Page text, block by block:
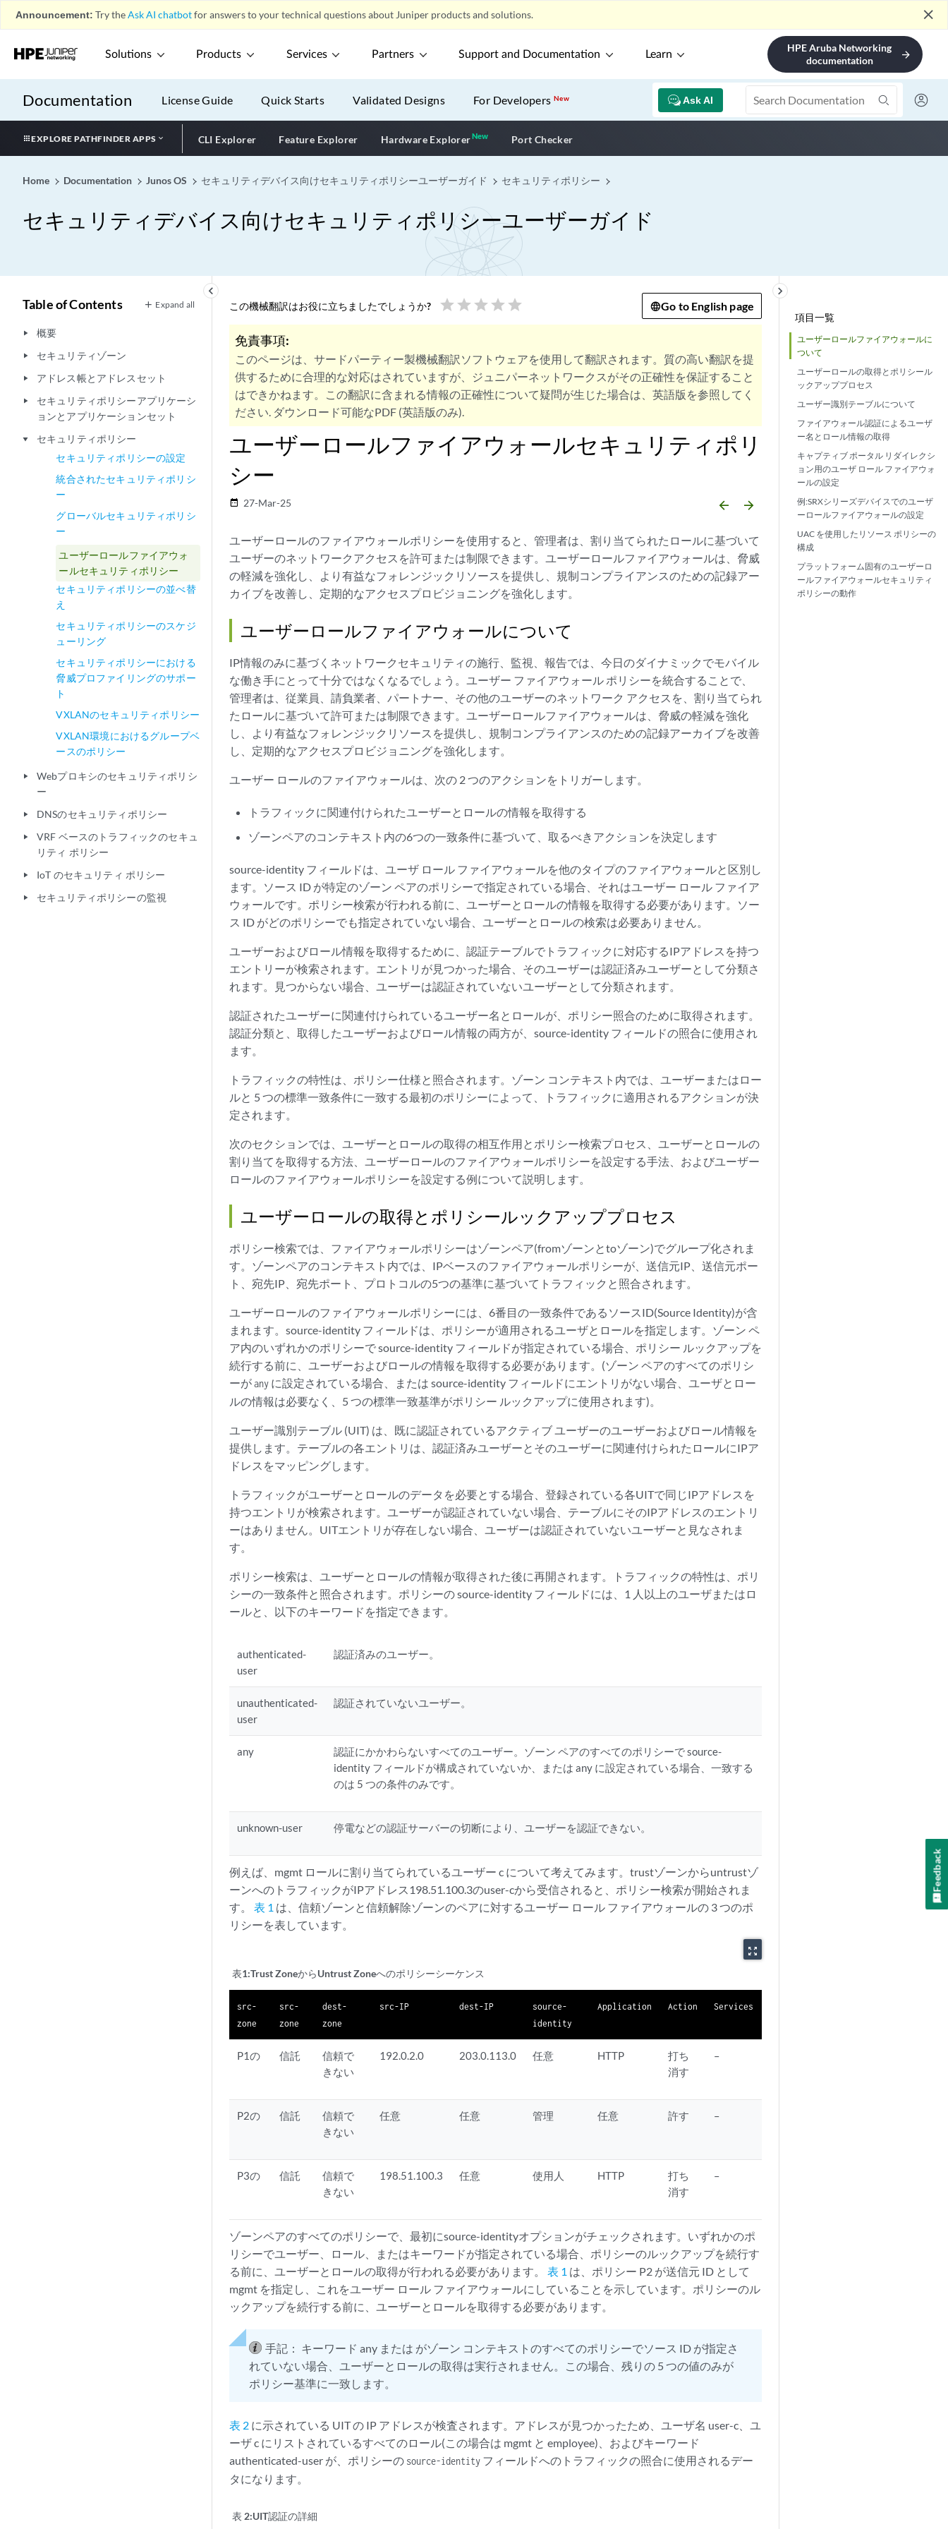
Announcement: Try theAsk AI chatbotfor answers to your technical questions about Juniper products and solutions. close
Solutions Products Services Partners Support and Documentation Learn
HPE Aruba Networking
documentation
arrow_forward
Documentation Ask AI
License Guide Quick Starts Validated Designs For DevelopersNew
EXPLORE PATHFINDER APPS CLI Explorer Feature Explorer Hardware ExplorerNewNew application
Port Checker
Home Documentation Junos OS セキュリティデバイス向けセキュリティポリシーユーザーガイド セキュリティポリシー
セキュリティデバイス向けセキュリティポリシーユーザーガイド
keyboard_arrow_left
Table of Contents Expand all
play_arrow 概要
play_arrow セキュリティゾーン
play_arrow アドレス帳とアドレスセット
play_arrow
セキュリティポリシーアプリケーシ
ョンとアプリケーションセット
play_arrow
セキュリティポリシー
セキュリティポリシーの設定
統合されたセキュリティポリシ
ー
グローバルセキュリティポリシ
ー
ユーザーロールファイアウォ
ールセキュリティポリシー
セキュリティポリシーの並べ替
え
セキュリティポリシーのスケジ
ューリング
セキュリティポリシーにおける
脅威プロファイリングのサポー
ト
VXLANのセキュリティポリシー
VXLAN環境におけるグループベ
ースのポリシー
play_arrow
Webプロキシのセキュリティポリシ
ー
play_arrow DNSのセキュリティポリシー
play_arrow
VRF ベースのトラフィックのセキュ
リティ ポリシー
play_arrow IoT のセキュリティ ポリシー
play_arrow セキュリティポリシーの監視
項目一覧
ユーザーロールファイアウォールに
ついて
ユーザーロールの取得とポリシール
ックアッププロセス
ユーザー識別テーブルについて
ファイアウォール認証によるユーザ
ー名とロール情報の取得
キャプティブ ポータル リダイレクシ
ョン用のユーザ ロール ファイアウォ
ールの設定
例:SRXシリーズデバイスでのユーザ
ーロールファイアウォールの設定
UAC を使用したリソース ポリシーの
構成
プラットフォーム固有のユーザーロ
ールファイアウォールセキュリティ
ポリシーの動作
keyboard_arrow_right
この機械翻訳はお役に立ちましたでしょうか? star star star star star Go to English page
免責事項:
このページは、サードパーティー製機械翻訳ソフトウェアを使用して翻訳されます。質の高い翻訳を提
供するために合理的な対応はされていますが、ジュニパーネットワークスがその正確性を保証すること
はできかねます。この翻訳に含まれる情報の正確性について疑問が生じた場合は、英語版を参照してく
ださい. ダウンロード可能なPDF (英語版のみ).
ユーザーロールファイアウォールセキュリティポリ
シー
date_range 27-Mar-25 arrow_backward arrow_forward
ユーザーロールのファイアウォールポリシーを使用すると、管理者は、割り当てられたロールに基づいて
ユーザーのネットワークアクセスを許可または制限できます。ユーザーロールファイアウォールは、脅威
の軽減を強化し、より有益なフォレンジックリソースを提供し、規制コンプライアンスのための記録アー
カイブを改善し、定期的なアクセスプロビジョニングを強化します。
ユーザーロールファイアウォールについて
IP情報のみに基づくネットワークセキュリティの施行、監視、報告では、今日のダイナミックでモバイル
な働き手にとって十分ではなくなるでしょう。ユーザー ファイアウォール ポリシーを統合することで、
管理者は、従業員、請負業者、パートナー、その他のユーザーのネットワーク アクセスを、割り当てられ
たロールに基づいて許可または制限できます。ユーザーロールファイアウォールは、脅威の軽減を強化
し、より有益なフォレンジックリソースを提供し、規制コンプライアンスのための記録アーカイブを改善
し、定期的なアクセスプロビジョニングを強化します。
ユーザー ロールのファイアウォールは、次の 2 つのアクションをトリガーします。
トラフィックに関連付けられたユーザーとロールの情報を取得する
ゾーンペアのコンテキスト内の6つの一致条件に基づいて、取るべきアクションを決定します
source-identity フィールドは、ユーザ ロール ファイアウォールを他のタイプのファイアウォールと区別し
ます。ソース ID が特定のゾーン ペアのポリシーで指定されている場合、それはユーザー ロール ファイア
ウォールです。ポリシー検索が行われる前に、ユーザーとロールの情報を取得する必要があります。ソー
ス ID がどのポリシーでも指定されていない場合、ユーザーとロールの検索は必要ありません。
ユーザーおよびロール情報を取得するために、認証テーブルでトラフィックに対応するIPアドレスを持つ
エントリーが検索されます。エントリが見つかった場合、そのユーザーは認証済みユーザーとして分類さ
れます。見つからない場合、ユーザーは認証されていないユーザーとして分類されます。
認証されたユーザーに関連付けられているユーザー名とロールが、ポリシー照合のために取得されます。
認証分類と、取得したユーザーおよびロール情報の両方が、source-identity フィールドの照合に使用され
ます。
トラフィックの特性は、ポリシー仕様と照合されます。ゾーン コンテキスト内では、ユーザーまたはロー
ルと 5 つの標準一致条件に一致する最初のポリシーによって、トラフィックに適用されるアクションが決
定されます。
次のセクションでは、ユーザーとロールの取得の相互作用とポリシー検索プロセス、ユーザーとロールの
割り当てを取得する方法、ユーザーロールのファイアウォールポリシーを設定する手法、およびユーザー
ロールのファイアウォールポリシーを設定する例について説明します。
ユーザーロールの取得とポリシールックアッププロセス
ポリシー検索では、ファイアウォールポリシーはゾーンペア(fromゾーンとtoゾーン)でグループ化されま
す。ゾーンペアのコンテキスト内では、IPベースのファイアウォールポリシーが、送信元IP、送信元ポー
ト、宛先IP、宛先ポート、プロトコルの5つの基準に基づいてトラフィックと照合されます。
ユーザーロールのファイアウォールポリシーには、6番目の一致条件であるソースID(Source Identity)が含
まれます。source-identity フィールドは、ポリシーが適用されるユーザとロールを指定します。ゾーン ペ
ア内のいずれかのポリシーで source-identity フィールドが指定されている場合、ポリシー ルックアップを
続行する前に、ユーザーおよびロールの情報を取得する必要があります。(ゾーン ペアのすべてのポリシ
ーがany に設定されている場合、または source-identity フィールドにエントリがない場合、ユーザとロー
ルの情報は必要なく、5 つの標準一致基準がポリシー ルックアップに使用されます)。
ユーザー識別テーブル (UIT) は、既に認証されているアクティブ ユーザーのユーザーおよびロール情報を
提供します。テーブルの各エントリは、認証済みユーザーとそのユーザーに関連付けられたロールにIPア
ドレスをマッピングします。
トラフィックがユーザーとロールのデータを必要とする場合、登録されている各UITで同じIPアドレスを
持つエントリが検索されます。ユーザーが認証されていない場合、テーブルにそのIPアドレスのエントリ
ーはありません。UITエントリが存在しない場合、ユーザーは認証されていないユーザーと見なされま
す。
ポリシー検索は、ユーザーとロールの情報が取得された後に再開されます。トラフィックの特性は、ポリ
シーの一致条件と照合されます。ポリシーの source-identity フィールドには、1 人以上のユーザまたはロ
ールと、以下のキーワードを指定できます。
authenticated-
user
認証済みのユーザー。
unauthenticated-
user
認証されていないユーザー。
any
認証にかかわらないすべてのユーザー。ゾーン ペアのすべてのポリシーで source-
identity フィールドが構成されていないか、または any に設定されている場合、一致する
のは 5 つの条件のみです。
unknown-user 停電などの認証サーバーの切断により、ユーザーを認証できない。
例えば、mgmt ロールに割り当てられているユーザー c について考えてみます。trustゾーンからuntrustゾ
ーンへのトラフィックがIPアドレス198.51.100.3のuser-cから受信されると、ポリシー検索が開始されま
す。 表 1 は、信頼ゾーンと信頼解除ゾーンのペアに対するユーザー ロール ファイアウォールの 3 つのポ
リシーを表しています。
zoom_out_map
表1:Trust ZoneからUntrust Zoneへのポリシーシーケンス
src-
zone
src-
zone
dest-
zone
src-IP dest-IP
source-
identity
Application Action Services
P1の 信託
信頼で
きない
192.0.2.0 203.0.113.0 任意 HTTP
打ち
消す
–
P2の 信託
信頼で
きない
任意 任意 管理 任意 許す –
P3の 信託
信頼で
きない
198.51.100.3 任意 使用人 HTTP
打ち
消す
–
ゾーンペアのすべてのポリシーで、最初にsource-identityオプションがチェックされます。いずれかのポ
リシーでユーザー、ロール、またはキーワードが指定されている場合、ポリシーのルックアップを続行す
る前に、ユーザーとロールの取得が行われる必要があります。 表 1 は、ポリシー P2 が送信元 ID として
mgmt を指定し、これをユーザー ロール ファイアウォールにしていることを示しています。ポリシーのル
ックアップを続行する前に、ユーザーとロールを取得する必要があります。
手記： キーワード any または がゾーン コンテキストのすべてのポリシーでソース ID が指定さ
れていない場合、ユーザーとロールの取得は実行されません。この場合、残りの 5 つの値のみが
ポリシー基準に一致します。
表 2 に示されている UIT の IP アドレスが検査されます。アドレスが見つかったため、ユーザ名 user-c、ユ
ーザ c にリストされているすべてのロール(この場合は mgmt と employee)、およびキーワード
authenticated-user が、ポリシーの source-identity フィールドへのトラフィックの照合に使用されるデー
タになります。
表 2:UIT認証の詳細
Feedback